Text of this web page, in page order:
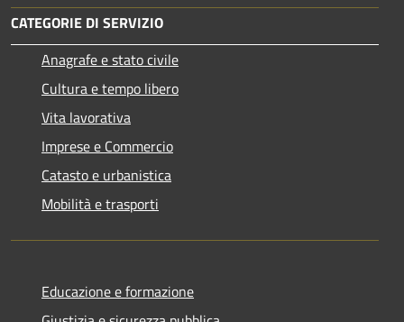
CATEGORIE DI SERVIZIO
Anagrafe e stato civile
Cultura e tempo libero
Vita lavorativa
Imprese e Commercio
Catasto e urbanistica
Mobilità e trasporti
Educazione e formazione